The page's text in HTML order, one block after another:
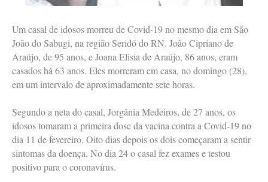
Um casal de idosos morreu de Covid-19 no mesmo dia em São
João do Sabugi, na região Seridó do RN. João Cipriano de
Araújo, de 95 anos, e Joana Elisia de Araújo, 86 anos, eram
casados há 63 anos. Eles morreram em casa, no domingo (28),
em um intervalo de aproximadamente sete horas.
Segundo a neta do casal, Jorgânia Medeiros, de 27 anos, os
idosos tomaram a primeira dose da vacina contra a Covid-19 no
dia 11 de fevereiro. Oito dias depois os dois começaram a sentir
sintomas da doença. No dia 24 o casal fez exames e testou
positivo para o coronavírus.